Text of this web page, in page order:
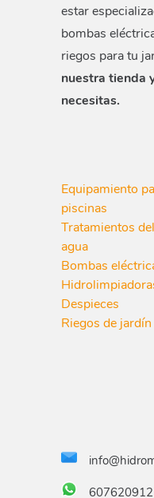
estar
bombas
riegos para tu
nuestra tienda
necesitas.
Equipamiento
piscinas
Tratamientos del
agua
Bombas
Despieces
Riegos de jardín
607620912